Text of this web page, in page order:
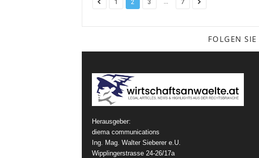
1 2 3 7
FOLGEN
Herausgeber:
diema communications
Ing. Mag. Walter Sieberer e.U.
Wipplingerstrasse 24-26/17a